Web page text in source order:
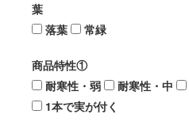
葉
落葉
常緑
商品特性①
耐寒性・弱
耐寒性・中
1本で実が付く